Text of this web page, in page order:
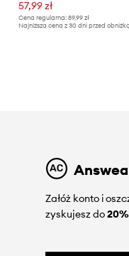
57,99 zł
Cena regularna: 89,99 zł
Najniższa cena z 30 dni przed
Załóż konto i
zyskujesz do20%